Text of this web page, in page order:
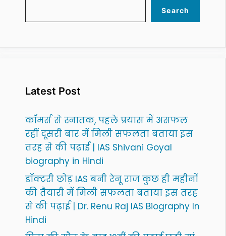
Search
Latest Post
कॉमर्स से स्नातक, पहले प्रयास में असफल
रहीं दूसरी बार में मिली सफलता बताया इस
तरह से की पढ़ाई | IAS Shivani Goyal
biography in Hindi
डॉक्टरी छोड़ IAS बनी रेनू राज कुछ ही महीनों
की तैयारी में मिली सफलता बताया इस तरह
से की पढ़ाई | Dr. Renu Raj IAS Biography In
Hindi